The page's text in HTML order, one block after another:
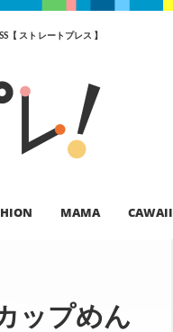
【 ストレートプレス 】
MAMA CAWAII
ップめん